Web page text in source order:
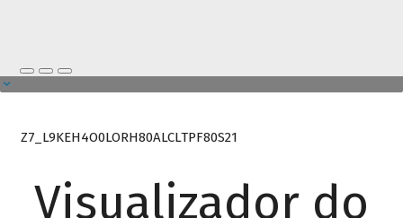
Z7_L9KEH4O0LORH80ALCLTPF80S21
Visualizador do